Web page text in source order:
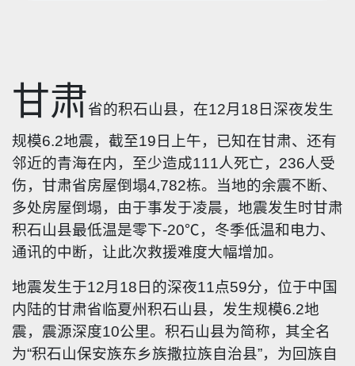
甘肃省的积石山县，在12月18日深夜发生
规模6.2地震，截至19日上午，已知在甘肃、还有
邻近的青海在内，至少造成111人死亡，236人受
伤，甘肃省房屋倒塌4,782栋。当地的余震不断、
多处房屋倒塌，由于事发于凌晨，地震发生时甘肃
积石山县最低温是零下-20℃，冬季低温和电力、
通讯的中断，让此次救援难度大幅增加。
地震发生于12月18日的深夜11点59分，位于中国
内陆的甘肃省临夏州积石山县，发生规模6.2地
震，震源深度10公里。积石山县为简称，其全名
为“积石山保安族东乡族撒拉族自治县”，为回族自